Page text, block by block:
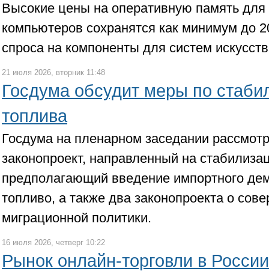
Высокие цены на оперативную память
компьютеров сохранятся как минимум до
спроса на компоненты для систем
21 июля 2026, вторник 11:48
Госдума обсудит меры по
топлива
Госдума на пленарном заседании
законопроект, направленный на
предполагающий введение импортного
топливо, а также два законопроекта о
миграционной политики.
16 июля 2026, четверг 10:22
Рынок онлайн-торговли в